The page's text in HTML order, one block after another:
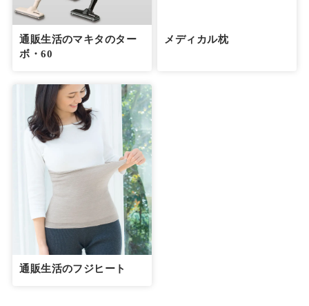
通販生活のマキタのター
ボ・60
メディカル枕
通販生活のフジヒート